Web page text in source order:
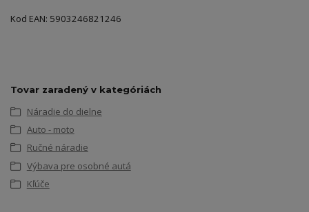
Kod EAN: 5903246821246
Tovar zaradený v kategóriách
Náradie do dielne
Auto - moto
Ručné náradie
Výbava pre osobné autá
Kľúče